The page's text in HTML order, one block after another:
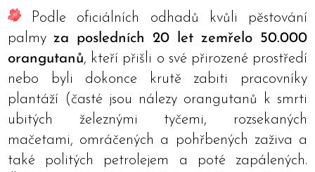
Podle oficiálních odhadů kvůli pěstování
palmy za posledních 20 let zemřelo 50.000
orangutanů, kteří přišli o své přirozené prostředí
nebo byli dokonce krutě zabiti pracovníky
plantáží (časté jsou nálezy orangutanů k smrti
ubitých železnými tyčemi, rozsekaných
mačetami, omráčených a pohřbených zaživa a
také politých petrolejem a poté zapálených.